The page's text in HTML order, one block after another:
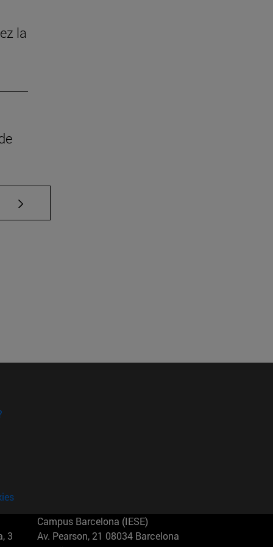
la
TAB para desplazarse.
3
Campus Barcelona (IESE)
Av. Pearson, 21 08034 Barcelona